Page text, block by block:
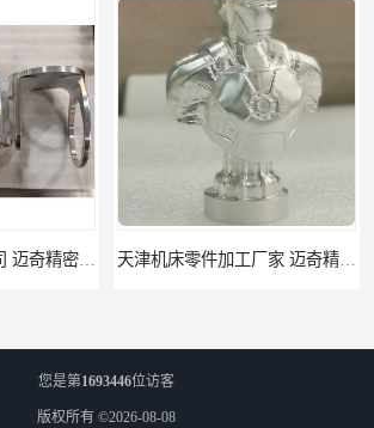
武汉机加工零件公司 迈奇精密机械 批量订单可免费打样 天津机床零件加工厂家 迈奇精密机械 一站式服务
您是第1693446位访客
版权所有 ©2026-08-08